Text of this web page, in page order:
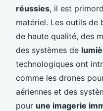
réussies, il est
matériel. Les outils de
de haute qualité, des
des systèmes de
technologiques ont
comme les drones
aériennes et des
pour une imagerie